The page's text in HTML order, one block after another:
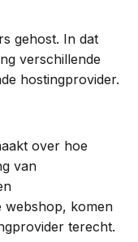
gehost. In dat
verschillende
hostingprovider.
over hoe
van
webshop, komen
terecht.